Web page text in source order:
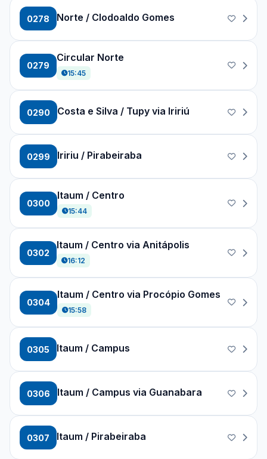
0278 Norte / Clodoaldo Gomes
0279
Circular Norte
15:45
0290 Costa e Silva / Tupy via Iririú
0299 Iririu / Pirabeiraba
0300
Itaum / Centro
15:44
0302
Itaum / Centro via Anitápolis
16:12
0304
Itaum / Centro via Procópio Gomes
15:58
0305 Itaum / Campus
0306 Itaum / Campus via Guanabara
0307 Itaum / Pirabeiraba